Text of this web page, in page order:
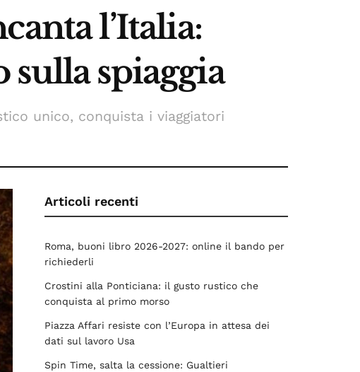
l’Italia:
sulla spiaggia
unico, conquista i viaggiatori
Articoli recenti
Roma, buoni libro 2026-2027: online il bando per
richiederli
Crostini alla Ponticiana: il gusto rustico che
conquista al primo morso
Piazza Affari resiste con l’Europa in attesa dei
dati sul lavoro Usa
Spin Time, salta la cessione: Gualtieri